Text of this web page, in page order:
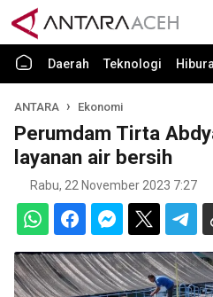
Daerah Teknologi
ANTARA Ekonomi
Perumdam Tirta
layanan air bersih
Rabu, 22 November 2023 7:27